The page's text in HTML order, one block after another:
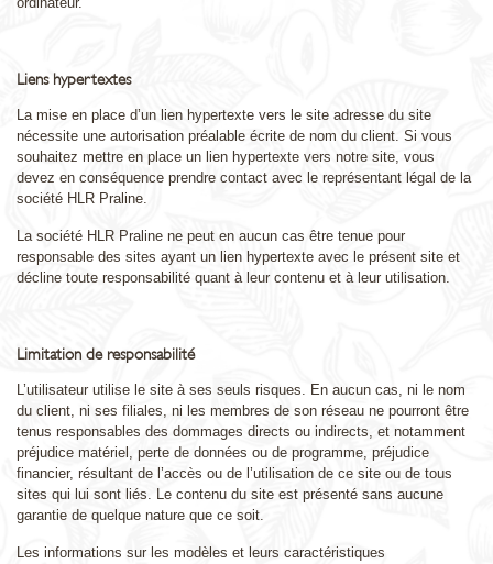
Liens hypertextes
La mise en place d’un lien hypertexte vers le site adresse du site
nécessite une autorisation préalable écrite de nom du client. Si vous
souhaitez mettre en place un lien hypertexte vers notre site, vous
devez en conséquence prendre contact avec le représentant légal de la
société HLR Praline.
La société HLR Praline ne peut en aucun cas être tenue pour
responsable des sites ayant un lien hypertexte avec le présent site et
décline toute responsabilité quant à leur contenu et à leur utilisation.
Limitation de responsabilité
L’utilisateur utilise le site à ses seuls risques. En aucun cas, ni le nom
du client, ni ses filiales, ni les membres de son réseau ne pourront être
tenus responsables des dommages directs ou indirects, et notamment
préjudice matériel, perte de données ou de programme, préjudice
financier, résultant de l’accès ou de l’utilisation de ce site ou de tous
sites qui lui sont liés. Le contenu du site est présenté sans aucune
garantie de quelque nature que ce soit.
Les informations sur les modèles et leurs caractéristiques